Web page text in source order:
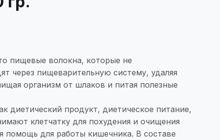
пищевые волокна, которые не
через пищеварительную систему, удаляя
организм от шлаков и питая полезные
диетический продукт, диетическое питание,
клетчатку для похудения и очищения
помощь для работы кишечника. В составе